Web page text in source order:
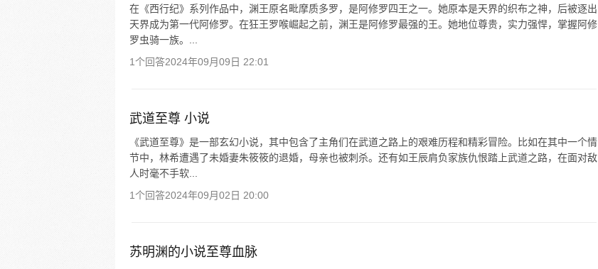
在《西行纪》系列作品中，渊王原名毗摩质多罗，是阿修罗四王之一。她原本是天界的织布之神，后被逐出
天界成为第一代阿修罗。在狂王罗喉崛起之前，渊王是阿修罗最强的王。她地位尊贵，实力强悍，掌握阿修
罗虫骑一族。...
1个回答2024年09月09日 22:01
武道至尊 小说
《武道至尊》是一部玄幻小说，其中包含了主角们在武道之路上的艰难历程和精彩冒险。比如在其中一个情
节中，林希遭遇了未婚妻朱筱筱的退婚，母亲也被刺杀。还有如王辰肩负家族仇恨踏上武道之路，在面对敌
人时毫不手软...
1个回答2024年09月02日 20:00
苏明渊的小说至尊血脉